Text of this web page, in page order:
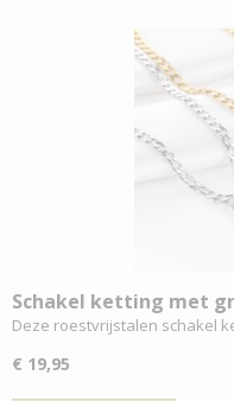
Schakel ketting met
Deze roestvrijstalen schakel
€ 19,95